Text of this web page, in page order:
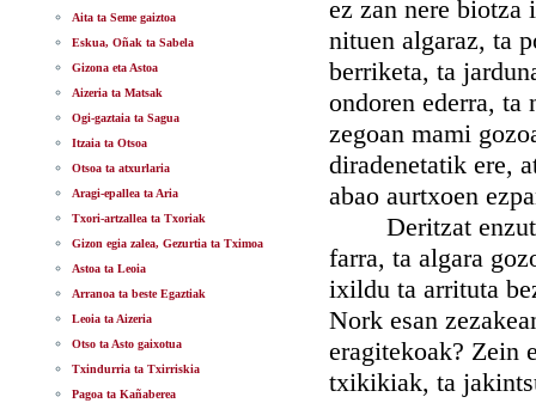
Aita ta Seme gaiztoa
Eskua, Oñak ta Sabela
Gizona eta Astoa
Aizeria ta Matsak
Ogi-gaztaia ta Sagua
Itzaia ta Otsoa
Otsoa ta atxurlaria
Aragi-epallea ta Aria
Txori-artzallea ta Txoriak
Gizon egia zalea, Gezurtia ta Tximoa
Astoa ta Leoia
Arranoa ta beste Egaztiak
Leoia ta Aizeria
Otso ta Asto gaixotua
Txindurria ta Txirriskia
Pagoa ta Kañaberea
ez zan nere biotza
nituen algaraz, ta
berriketa, ta
ondoren ederra, ta
zegoan mami
diradenetatik ere,
abao aurtxoen
Deritzat
farra, ta algara
ixildu ta arrituta
Nork esan
eragitekoak? Zein
txikikiak, ta